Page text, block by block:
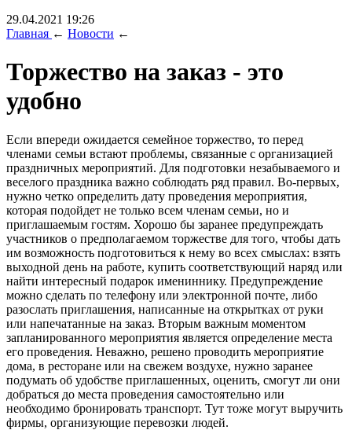
29.04.2021 19:26
Главная ← Новости ←
Торжество на заказ - это
удобно
Если впереди ожидается семейное торжество, то перед
членами семьи встают проблемы, связанные с организацией
праздничных мероприятий. Для подготовки незабываемого и
веселого праздника важно соблюдать ряд правил. Во-первых,
нужно четко определить дату проведения мероприятия,
которая подойдет не только всем членам семьи, но и
приглашаемым гостям. Хорошо бы заранее предупреждать
участников о предполагаемом торжестве для того, чтобы дать
им возможность подготовиться к нему во всех смыслах: взять
выходной день на работе, купить соответствующий наряд или
найти интересный подарок имениннику. Предупреждение
можно сделать по телефону или электронной почте, либо
разослать приглашения, написанные на открытках от руки
или напечатанные на заказ. Вторым важным моментом
запланированного мероприятия является определение места
его проведения. Неважно, решено проводить мероприятие
дома, в ресторане или на свежем воздухе, нужно заранее
подумать об удобстве приглашенных, оценить, смогут ли они
добраться до места проведения самостоятельно или
необходимо бронировать транспорт. Тут тоже могут выручить
фирмы, организующие перевозки людей.